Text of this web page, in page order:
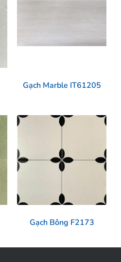
Gạch Marble IT61205
Gạch Bông F2173